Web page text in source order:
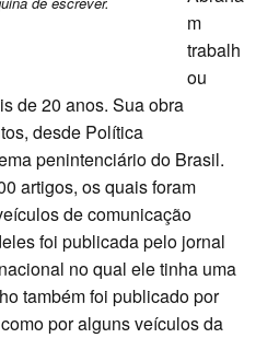
m
trabalh
ou
de 20 anos. Sua obra
desde Política
penintenciário do Brasil.
artigos, os quais foram
de comunicação
foi publicada pelo jornal
no qual ele tinha uma
também foi publicado por
por alguns veículos da